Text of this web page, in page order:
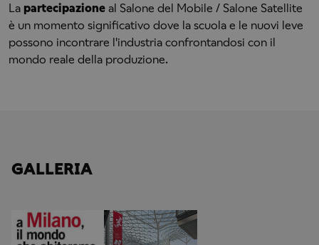
La partecipazione al Salone del Mobile / Salone Satellite
è un momento significativo dove la scuola e le nuovi leve
possono incontrare l'industria confrontandosi con il
mondo reale della produzione.
GALLERIA